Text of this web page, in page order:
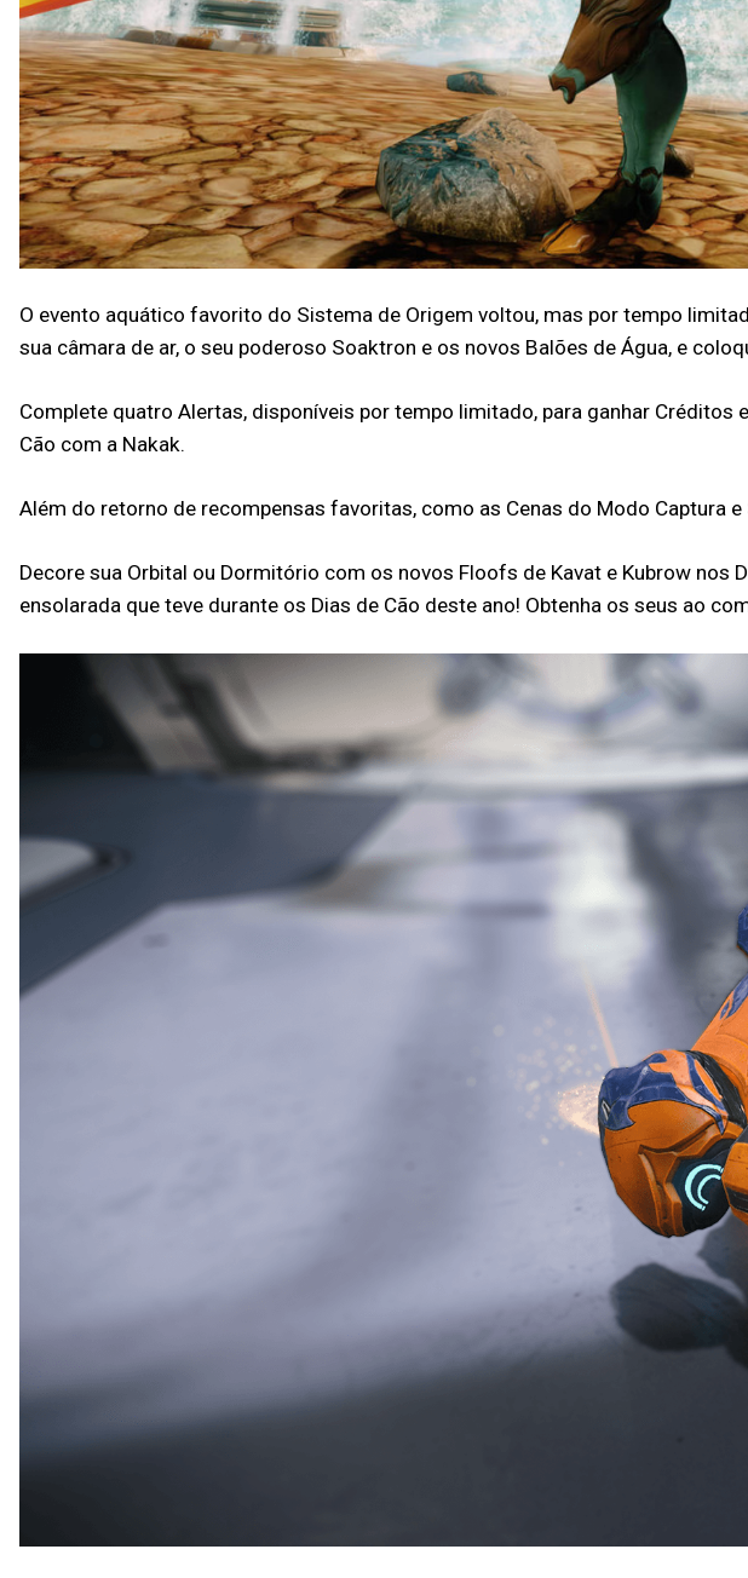
O evento aquático favorito do Sistema de Origem voltou, mas por tempo
sua câmara de ar, o seu poderoso Soaktron e os novos Balões de Água, e
Complete quatro Alertas, disponíveis por tempo limitado, para ganhar
Cão com a Nakak.
Além do retorno de recompensas favoritas, como as Cenas do Modo Captura
Decore sua Orbital ou Dormitório com os novos Floofs de Kavat e Kubrow
ensolarada que teve durante os Dias de Cão deste ano! Obtenha os seus ao